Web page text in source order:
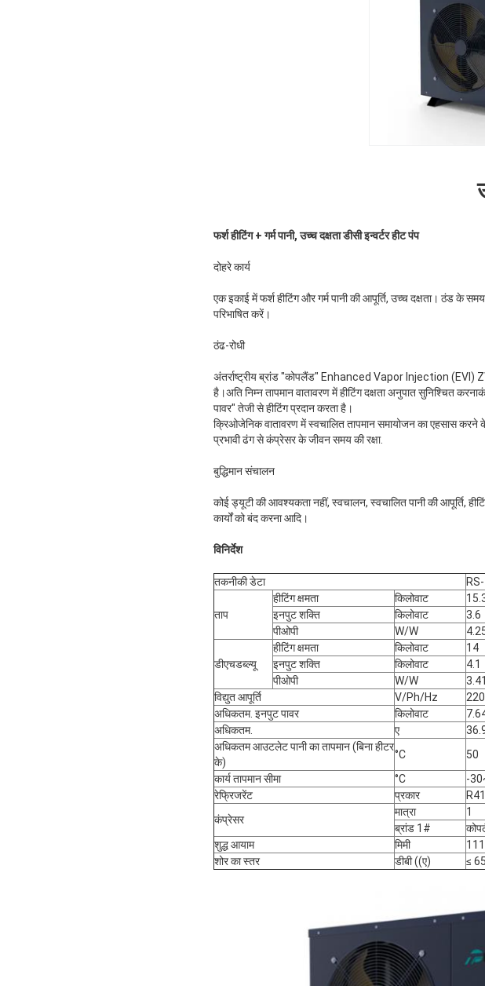
फर्श हीटिंग + गर्म पानी, उच्च दक्षता डीसी इन्वर्टर हीट पंप
दोहरे कार्य
एक इकाई में फर्श हीटिंग और गर्म पानी की आपूर्ति, उच्च दक्षता। ठंड के
परिभाषित करें।
ठंढ-रोधी
अंतर्राष्ट्रीय ब्रांड "कोपलैंड" Enhanced Vapor Injection (EVI)
है।अति निम्न तापमान वातावरण में हीटिंग दक्षता अनुपात सुनिश्चित
पावर" तेजी से हीटिंग प्रदान करता है।
क्रिओजेनिक वातावरण में स्वचालित तापमान समायोजन का एहसास करने
प्रभावी ढंग से कंप्रेसर के जीवन समय की रक्षा.
बुद्धिमान संचालन
कोई ड्यूटी की आवश्यकता नहीं, स्वचालन, स्वचालित पानी की आपूर्ति,
कार्यों को बंद करना आदि।
विनिर्देश
तकनीकी डेटा
ताप
हीटिंग क्षमता किलोवाट
इनपुट शक्ति
किलोवाट 3.6
पीओपी
W/W
डीएचडब्ल्यू
हीटिंग क्षमता किलोवाट 14
इनपुट शक्ति
किलोवाट 4.1
पीओपी
W/W 3.41
विद्युत आपूर्ति
V/Ph/Hz
अधिकतम. इनपुट पावर
किलोवाट
अधिकतम.
ए
अधिकतम आउटलेट पानी का तापमान (बिना हीटर
के)
°C
50
कार्य तापमान सीमा
°C
-
रेफ्रिजरेंट
प्रकार
कंप्रेसर
मात्रा 1
ब्रांड 1#
शुद्ध आयाम
मिमी
शोर का स्तर
डीबी ((ए) ≤ 65